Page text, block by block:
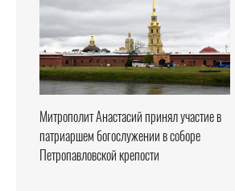
Митрополит Анастасий принял участие в
патриаршем богослужении в соборе
Петропавловской крепости